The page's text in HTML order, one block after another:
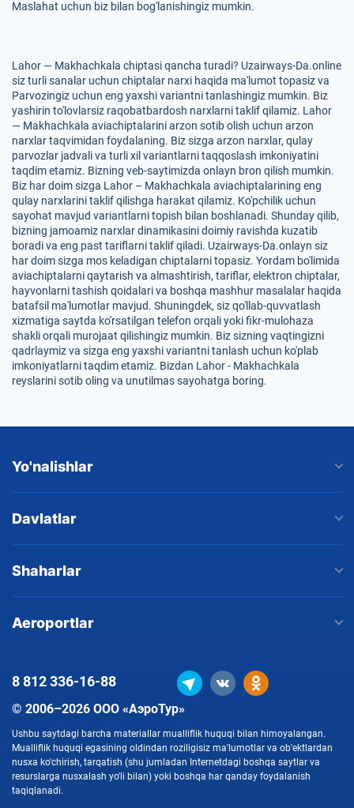
Maslahat uchun biz bilan bog'lanishingiz mumkin.
Lahor — Makhachkala chiptasi qancha turadi? Uzairways-Da.online
siz turli sanalar uchun chiptalar narxi haqida ma'lumot topasiz va
Parvozingiz uchun eng yaxshi variantni tanlashingiz mumkin. Biz
yashirin to'lovlarsiz raqobatbardosh narxlarni taklif qilamiz. Lahor
— Makhachkala aviachiptalarini arzon sotib olish uchun arzon
narxlar taqvimidan foydalaning. Biz sizga arzon narxlar, qulay
parvozlar jadvali va turli xil variantlarni taqqoslash imkoniyatini
taqdim etamiz. Bizning veb-saytimizda onlayn bron qilish mumkin.
Biz har doim sizga Lahor – Makhachkala aviachiptalarining eng
qulay narxlarini taklif qilishga harakat qilamiz. Ko'pchilik uchun
sayohat mavjud variantlarni topish bilan boshlanadi. Shunday qilib,
bizning jamoamiz narxlar dinamikasini doimiy ravishda kuzatib
boradi va eng past tariflarni taklif qiladi. Uzairways-Da.onlayn siz
har doim sizga mos keladigan chiptalarni topasiz. Yordam bo'limida
aviachiptalarni qaytarish va almashtirish, tariflar, elektron chiptalar,
hayvonlarni tashish qoidalari va boshqa mashhur masalalar haqida
batafsil ma'lumotlar mavjud. Shuningdek, siz qo'llab-quvvatlash
xizmatiga saytda ko'rsatilgan telefon orqali yoki fikr-mulohaza
shakli orqali murojaat qilishingiz mumkin. Biz sizning vaqtingizni
qadrlaymiz va sizga eng yaxshi variantni tanlash uchun ko'plab
imkoniyatlarni taqdim etamiz. Bizdan Lahor - Makhachkala
reyslarini sotib oling va unutilmas sayohatga boring.
Yo'nalishlar
Davlatlar
Shaharlar
Aeroportlar
© 2006–2026 ООО «АэроТур»
Ushbu saytdagi barcha materiallar mualliflik huquqi bilan himoyalangan.
Mualliflik huquqi egasining oldindan roziligisiz ma'lumotlar va ob'ektlardan
nusxa ko'chirish, tarqatish (shu jumladan Internetdagi boshqa saytlar va
resurslarga nusxalash yo'li bilan) yoki boshqa har qanday foydalanish
taqiqlanadi.
8 812336-16-88